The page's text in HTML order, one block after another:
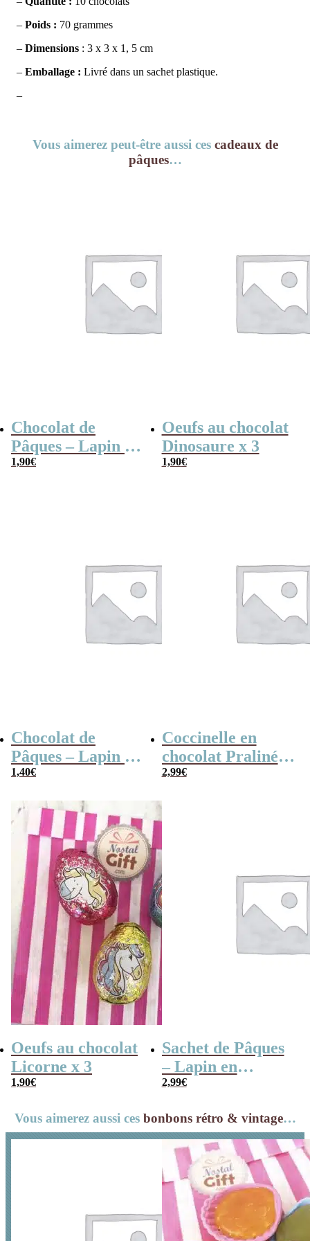
– Poids : 70 grammes
– Dimensions : 3 x 3 x 1, 5 cm
– Emballage : Livré dans un sachet plastique.
–
Vous aimerez peut-être aussi ces cadeaux de
pâques…
Chocolat de
Pâques – Lapin en
chocolat au lait
1,90€
Oeufs au chocolat
Dinosaure x 3
1,90€
Chocolat de
Pâques – Lapin en
chocolat au lait
1,40€
Coccinelle en
chocolat Praliné x
10
2,99€
Oeufs au chocolat
Licorne x 3
1,90€
Sachet de Pâques
– Lapin en
guimauve x15
2,99€
Vous aimerez aussi ces bonbons rétro & vintage…